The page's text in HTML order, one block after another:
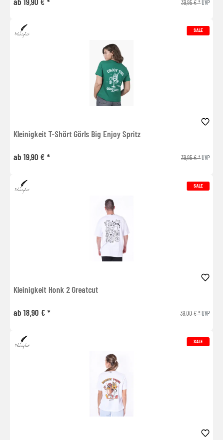
39,95 € * UVP
SALE
Kleinigkeit T-Shört Görls Big Enjoy Spritz
ab 19,90 € * 39,95 € *UVP
SALE
Kleinigkeit Honk 2 Greatcut
ab 18,90 € * 39,00 € *UVP
SALE